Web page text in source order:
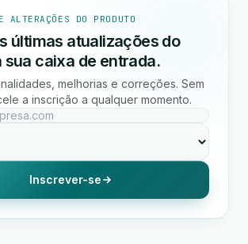
ALTERAÇÕES DO PRODUTO
últimas atualizações do
sua caixa de entrada.
melhorias e correções. Sem
a inscrição a qualquer momento.
Inscrever-se